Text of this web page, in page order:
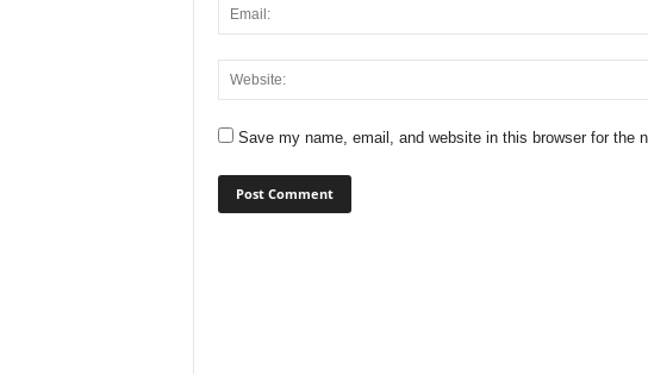
Save my name, email, and website in this browser for the